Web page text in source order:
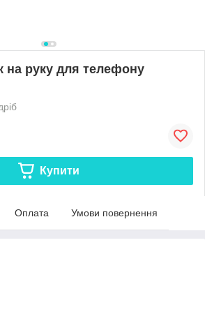
на руку для телефону
Купити
Оплата Умови повернення